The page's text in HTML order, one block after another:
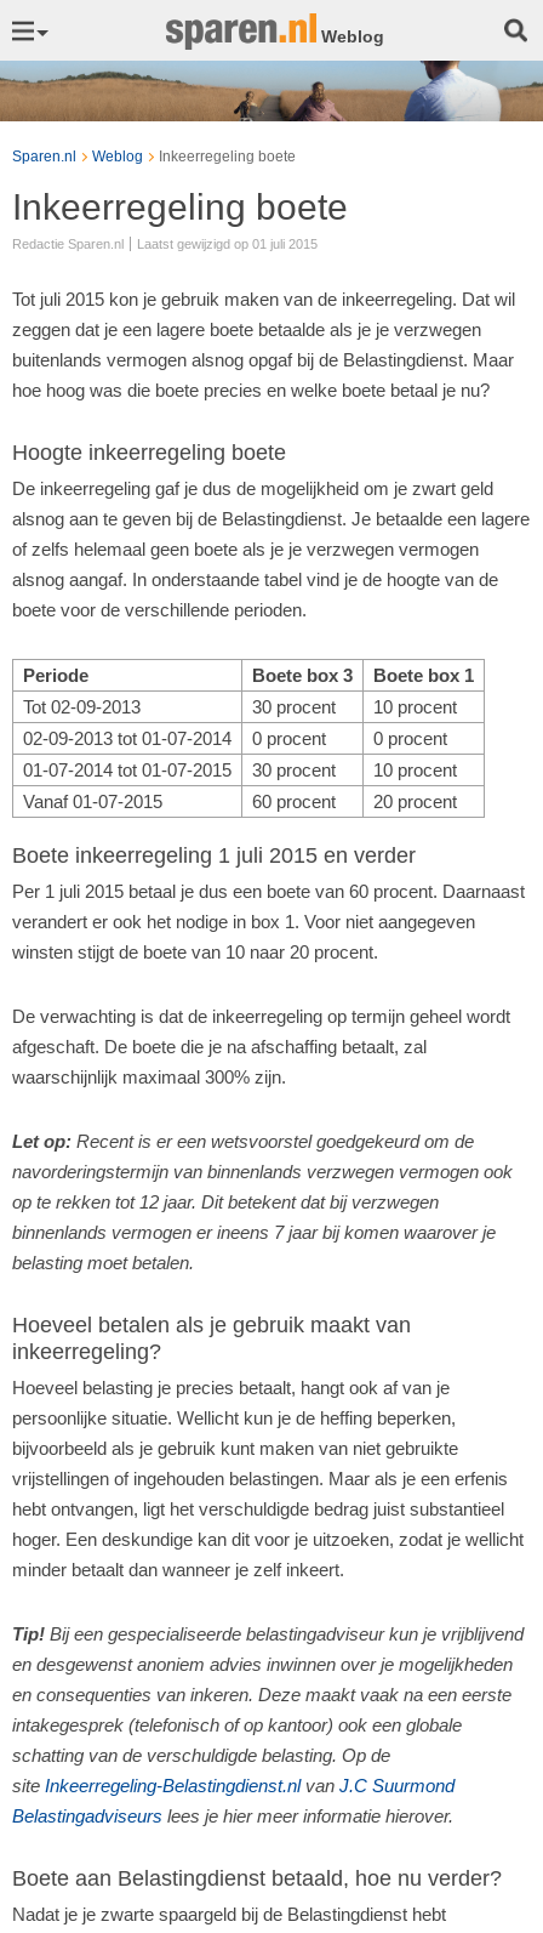
Weblog
Sparen.nl Weblog Inkeerregeling boete
Inkeerregeling boete
Redactie Sparen.nl Laatst gewijzigd op 01 juli 2015
Tot juli 2015 kon je gebruik maken van de inkeerregeling. Dat wil
zeggen dat je een lagere boete betaalde als je je verzwegen
buitenlands vermogen alsnog opgaf bij de Belastingdienst. Maar
hoe hoog was die boete precies en welke boete betaal je nu?
Hoogte inkeerregeling boete
De inkeerregeling gaf je dus de mogelijkheid om je zwart geld
alsnog aan te geven bij de Belastingdienst. Je betaalde een lagere
of zelfs helemaal geen boete als je je verzwegen vermogen
alsnog aangaf. In onderstaande tabel vind je de hoogte van de
boete voor de verschillende perioden.
Periode Boete box 3
Boete box 1
Tot 02-09-2013
30 procent
10 procent
02-09-2013 tot 01-07-2014
0 procent
0 procent
01-07-2014 tot 01-07-2015
30 procent
10 procent
Vanaf 01-07-2015
60 procent 20 procent
Boete inkeerregeling 1 juli 2015 en verder
Per 1 juli 2015 betaal je dus een boete van 60 procent. Daarnaast
verandert er ook het nodige in box 1. Voor niet aangegeven
winsten stijgt de boete van 10 naar 20 procent.
De verwachting is dat de inkeerregeling op termijn geheel wordt
afgeschaft. De boete die je na afschaffing betaalt, zal
waarschijnlijk maximaal 300% zijn.
Let op: Recent is er een wetsvoorstel goedgekeurd om de
navorderingstermijn van binnenlands verzwegen vermogen ook
op te rekken tot 12 jaar. Dit betekent dat bij verzwegen
binnenlands vermogen er ineens 7 jaar bij komen waarover je
belasting moet betalen.
Hoeveel betalen als je gebruik maakt van
inkeerregeling?
Hoeveel belasting je precies betaalt, hangt ook af van je
persoonlijke situatie. Wellicht kun je de heffing beperken,
bijvoorbeeld als je gebruik kunt maken van niet gebruikte
vrijstellingen of ingehouden belastingen. Maar als je een erfenis
hebt ontvangen, ligt het verschuldigde bedrag juist substantieel
hoger. Een deskundige kan dit voor je uitzoeken, zodat je wellicht
minder betaalt dan wanneer je zelf inkeert.
Tip! Bij een gespecialiseerde belastingadviseur kun je vrijblijvend
en desgewenst anoniem advies inwinnen over je mogelijkheden
en consequenties van inkeren. Deze maakt vaak na een eerste
intakegesprek (telefonisch of op kantoor) ook een globale
schatting van de verschuldigde belasting. Op de
site Inkeerregeling-Belastingdienst.nlvan J.C Suurmond
Belastingadviseurs lees je hier meer informatie hierover.
Boete aan Belastingdienst betaald, hoe nu verder?
Nadat je je zwarte spaargeld bij de Belastingdienst hebt